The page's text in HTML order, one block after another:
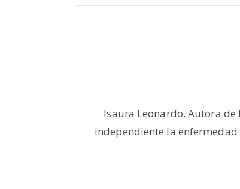
Isaura Leonardo. Autora de
independiente la